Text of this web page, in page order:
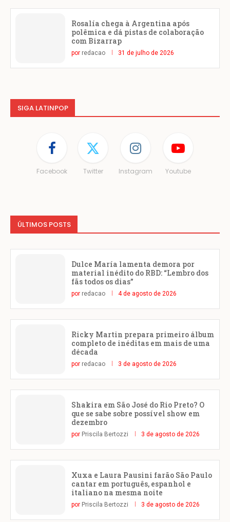
Rosalía chega à Argentina após
polêmica e dá pistas de colaboração
com Bizarrap
por redacao 31 de julho de 2026
SIGA LATINPOP
Facebook Twitter Instagram Youtube
ÚLTIMOS POSTS
Dulce María lamenta demora por
material inédito do RBD: “Lembro dos
fãs todos os dias”
por redacao 4 de agosto de 2026
Ricky Martin prepara primeiro álbum
completo de inéditas em mais de uma
década
por redacao 3 de agosto de 2026
Shakira em São José do Rio Preto? O
que se sabe sobre possível show em
dezembro
por Priscila Bertozzi 3 de agosto de 2026
Xuxa e Laura Pausini farão São Paulo
cantar em português, espanhol e
italiano na mesma noite
por Priscila Bertozzi 3 de agosto de 2026